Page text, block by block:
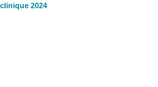
2024